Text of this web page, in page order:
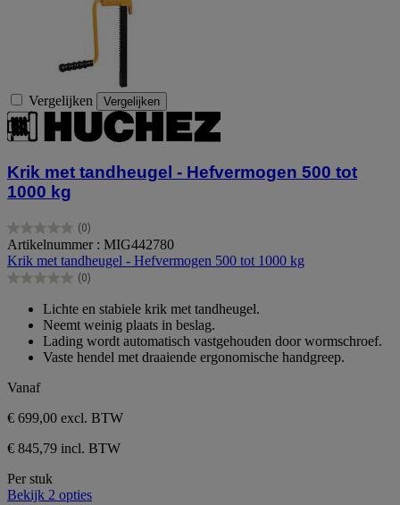
Vergelijken Vergelijken
Krik met tandheugel - Hefvermogen 500 tot
1000 kg
(0)
0.0
van
de
5
Artikelnummer : MIG442780
Krik met tandheugel - Hefvermogen 500 tot 1000 kg
(0)
0.0
sterren.
Lichte en stabiele krik met tandheugel.
Neemt weinig plaats in beslag.
Lading wordt automatisch vastgehouden door wormschroef.
Vaste hendel met draaiende ergonomische handgreep.
Vanaf
€ 699,00 excl. BTW
€ 845,79 incl. BTW
Per stuk
Bekijk 2 opties